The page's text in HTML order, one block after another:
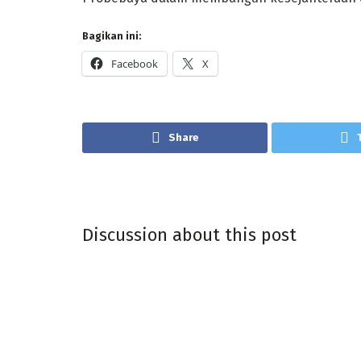
Bagikan ini:
Facebook X
Share
Discussion about this post